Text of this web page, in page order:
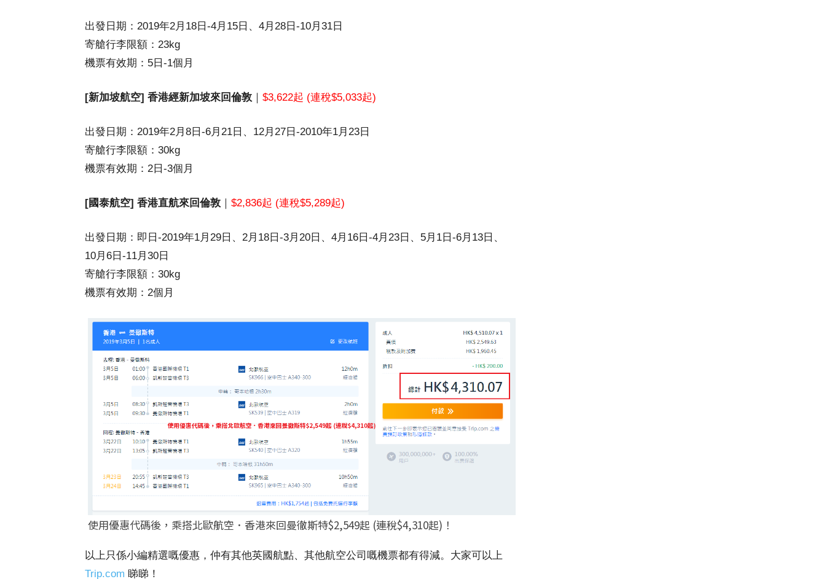
出發日期：2019年2月18日-4月15日、4月28日-10月31日
寄艙行李限額：23kg
機票有效期：5日-1個月
[新加坡航空] 香港經新加坡來回倫敦 ｜ $3,622起 (連稅$5,033起)
出發日期：2019年2月8日-6月21日、12月27日-2010年1月23日
寄艙行李限額：30kg
機票有效期：2日-3個月
[國泰航空] 香港直航來回倫敦 ｜ $2,836起 (連稅$5,289起)
出發日期：即日-2019年1月29日、2月18日-3月20日、4月16日-4月23日、5月1日-6月13日、
10月6日-11月30日
寄艙行李限額：30kg
機票有效期：2個月
使用優惠代碼後，乘搭北歐航空．香港來回曼徹斯特$2,549起 (連稅$4,310起)！
以上只係小編精選嘅優惠，仲有其他英國航點、其他航空公司嘅機票都有得減。大家可以上
Trip.com 睇睇！